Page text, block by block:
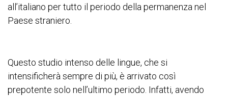
all’italiano per tutto il periodo della permanenza nel
Paese straniero.
Questo studio intenso delle lingue, che si
intensificherà sempre di più, è arrivato così
prepotente solo nell’ultimo periodo. Infatti, avendo